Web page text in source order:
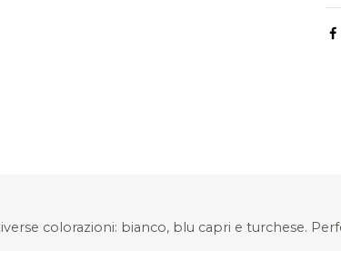
colorazioni: bianco, blu capri e turchese.